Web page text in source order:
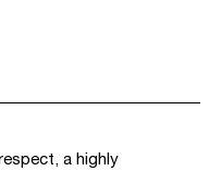
a highly